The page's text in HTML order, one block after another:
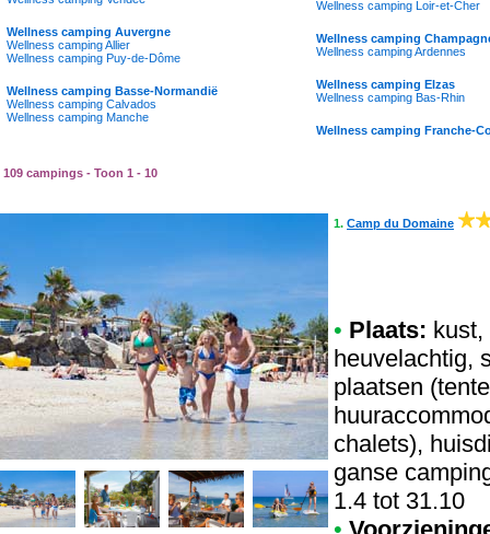
Wellness camping Auvergne
Wellness camping Allier
Wellness camping Puy-de-Dôme
Wellness camping Basse-Normandië
Wellness camping Calvados
Wellness camping Manche
Wellness camping Loir-et-Cher
Wellness camping
Wellness camping Ardennes
Wellness camping Elzas
Wellness camping Bas-Rhin
Wellness camping Franche-
109 campings - Toon 1 - 10
1. Camp du Domaine
• Plaats: kust,
heuvelachtig,
plaatsen
chalets),
ganse
1.4 tot 31.10